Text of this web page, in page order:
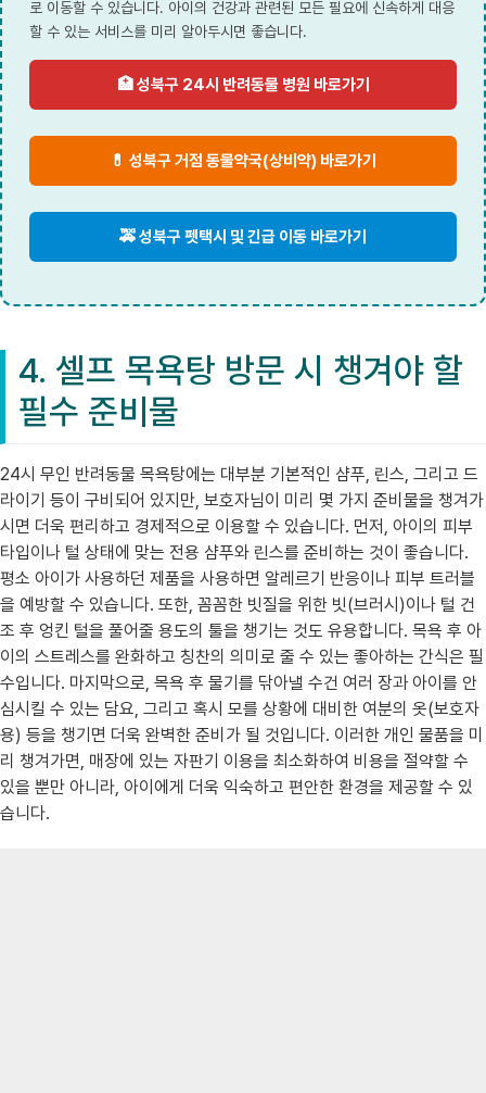
로 이동할 수 있습니다. 아이의 건강과 관련된 모든 필요에 신속하게 대응
할 수 있는 서비스를 미리 알아두시면 좋습니다.
🏥 성북구 24시 반려동물 병원 바로가기
💊 성북구 거점 동물약국(상비약) 바로가기
🚕 성북구 펫택시 및 긴급 이동 바로가기
4. 셀프 목욕탕 방문 시 챙겨야 할
필수 준비물
24시 무인 반려동물 목욕탕에는 대부분 기본적인 샴푸, 린스, 그리고 드
라이기 등이 구비되어 있지만, 보호자님이 미리 몇 가지 준비물을 챙겨가
시면 더욱 편리하고 경제적으로 이용할 수 있습니다. 먼저, 아이의 피부
타입이나 털 상태에 맞는 전용 샴푸와 린스를 준비하는 것이 좋습니다.
평소 아이가 사용하던 제품을 사용하면 알레르기 반응이나 피부 트러블
을 예방할 수 있습니다. 또한, 꼼꼼한 빗질을 위한 빗(브러시)이나 털 건
조 후 엉킨 털을 풀어줄 용도의 툴을 챙기는 것도 유용합니다. 목욕 후 아
이의 스트레스를 완화하고 칭찬의 의미로 줄 수 있는 좋아하는 간식은 필
수입니다. 마지막으로, 목욕 후 물기를 닦아낼 수건 여러 장과 아이를 안
심시킬 수 있는 담요, 그리고 혹시 모를 상황에 대비한 여분의 옷(보호자
용) 등을 챙기면 더욱 완벽한 준비가 될 것입니다. 이러한 개인 물품을 미
리 챙겨가면, 매장에 있는 자판기 이용을 최소화하여 비용을 절약할 수
있을 뿐만 아니라, 아이에게 더욱 익숙하고 편안한 환경을 제공할 수 있
습니다.